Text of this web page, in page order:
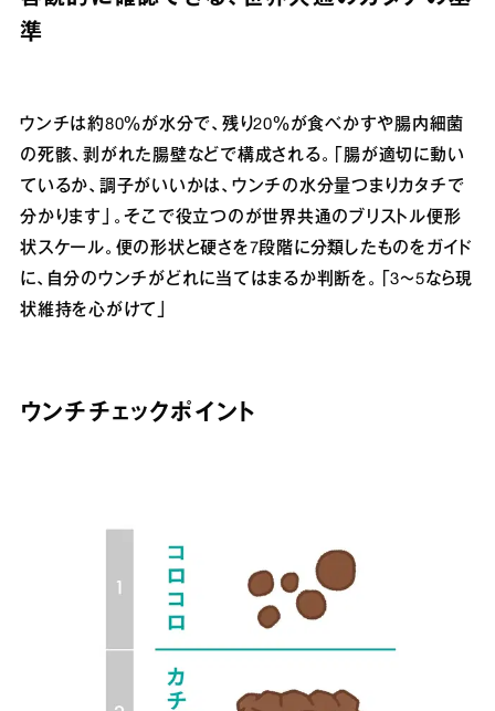
準
ウンチは約80％が水分で、残り20％が食べかすや腸内細菌
の死骸、剥がれた腸壁などで構成される。「腸が適切に動い
ているか、調子がいいかは、ウンチの水分量つまりカタチで
分かります」。そこで役立つのが世界共通のブリストル便形
状スケール。便の形状と硬さを7段階に分類したものをガイド
に、自分のウンチがどれに当てはまるか判断を。「3～5なら現
状維持を心がけて」
ウンチチェックポイント